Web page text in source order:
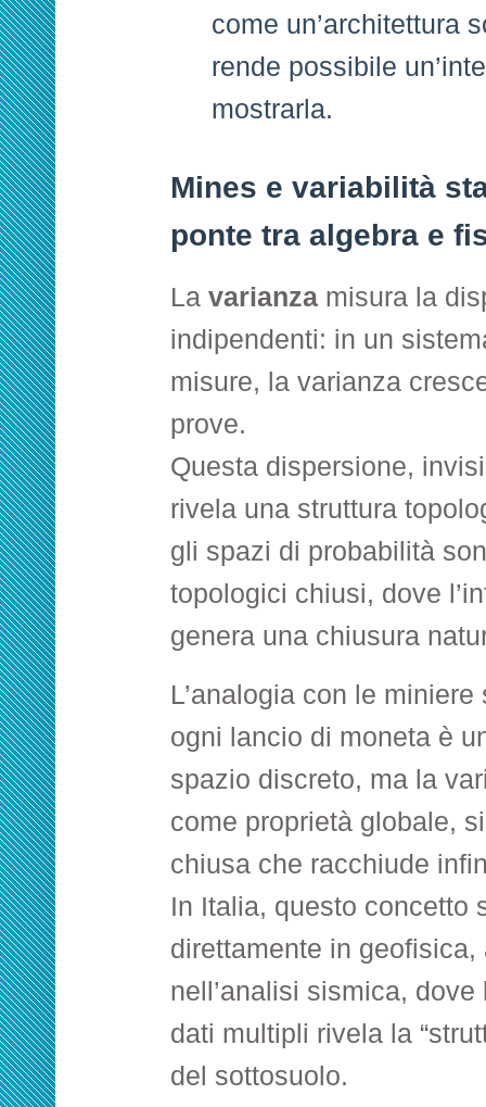
come un’architettura
rende possibile
mostrarla.
Mines e variabilità
ponte tra algebra e
La varianza misura la
indipendenti: in un
misure, la varianza
prove.
Questa dispersione,
rivela una struttura
gli spazi di probabilità
topologici chiusi, dove
genera una chiusura
L’analogia con le
ogni lancio di moneta è
spazio discreto, ma la
come proprietà globale,
chiusa che racchiude
In Italia, questo concetto
direttamente in geofisica,
nell’analisi sismica,
dati multipli rivela la
del sottosuolo.